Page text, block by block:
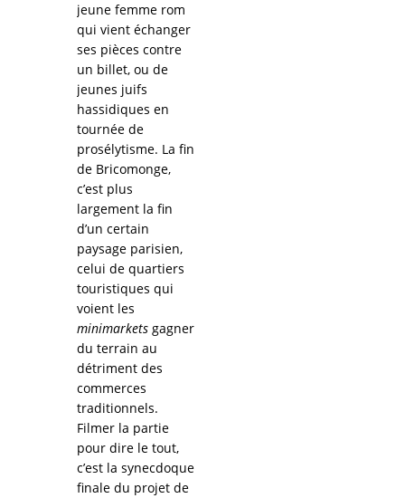
jeune femme rom
qui vient échanger
ses pièces contre
un billet, ou de
jeunes juifs
hassidiques en
tournée de
prosélytisme. La fin
de Bricomonge,
c’est plus
largement la fin
d’un certain
paysage parisien,
celui de quartiers
touristiques qui
voient les
minimarkets gagner
du terrain au
détriment des
commerces
traditionnels.
Filmer la partie
pour dire le tout,
c’est la synecdoque
finale du projet de